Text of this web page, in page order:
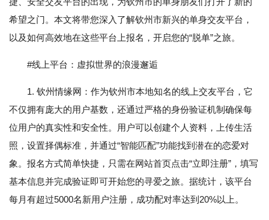
希望之门。本文将带您深入了解钦州市新兴的单身交友平台，
以及如何高效地在这些平台上报名，开启您的“脱单”之旅。
#线上平台：虚拟世界的浪漫邂逅
1. 钦州情缘网：作为钦州市本地知名的线上交友平台，它
不仅拥有庞大的用户基数，还通过严格的身份验证机制确保每
位用户的真实性和安全性。用户可以创建个人资料，上传生活
照，设置择偶标准，并通过“智能匹配”功能找到潜在的恋爱对
象。报名方式简单快捷，只需在网站首页点击“立即注册”，填写
基本信息并完成验证即可开始您的寻爱之旅。据统计，该平台
每月有超过5000名新用户注册，成功配对率达到20%以上。